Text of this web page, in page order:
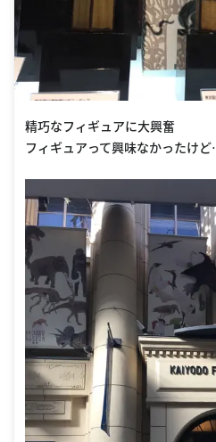
精巧なフィギュアに大興奮
フィギュアって興味なかったけ